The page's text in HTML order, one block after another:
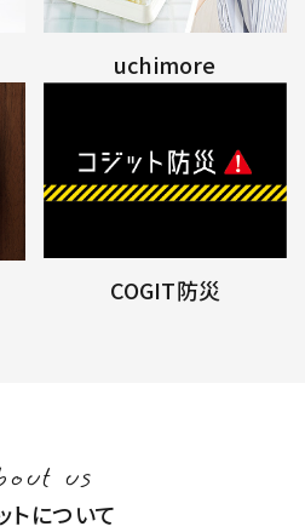
uchimore
COGIT防災
us
トについて